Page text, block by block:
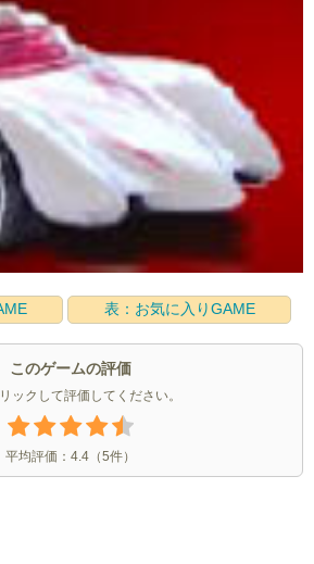
表：お気に入りGAME
このゲームの評価
ックして評価してください。
平均評価： 4.4 （5件）